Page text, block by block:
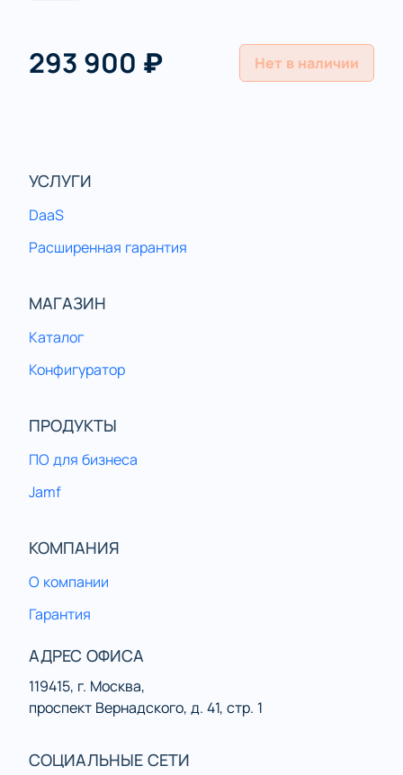
293 900 ₽ Нет в наличии
УСЛУГИ
DaaS
Расширенная гарантия
МАГАЗИН
Каталог
Конфигуратор
ПРОДУКТЫ
ПО для бизнеса
Jamf
КОМПАНИЯ
О компании
Гарантия
АДРЕС ОФИСА
119415, г. Москва,
проспект Вернадского, д. 41, стр. 1
СОЦИАЛЬНЫЕ СЕТИ